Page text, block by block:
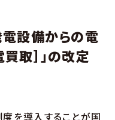
電設備からの電
取］」の改定
を導入することが国